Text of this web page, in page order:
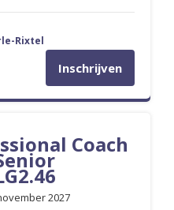
Rixtel
Inschrijven
Coach
2027